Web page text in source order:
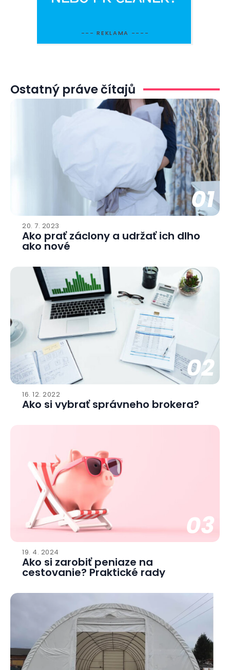
Ostatný práve čítajů
01
20. 7. 2023
Ako prať záclony a udržať ich dlho
ako nové
02
16. 12. 2022
Ako si vybrať správneho brokera?
03
19. 4. 2024
Ako si zarobiť peniaze na
cestovanie? Praktické rady
--- REKLAMA ----